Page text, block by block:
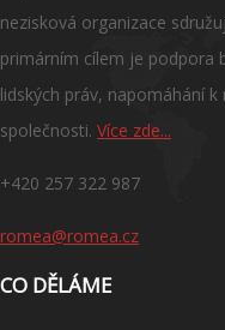
nezisková organizace
primárním cílem je podpora
lidských práv, napomáhání
společnosti. Více zde...
+420 257 322 987
romea@romea.cz
CO DĚLÁME